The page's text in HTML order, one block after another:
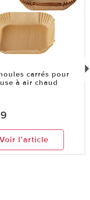
carrés pour
à air chaud
Voir l’article